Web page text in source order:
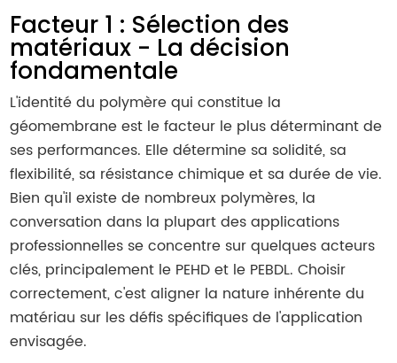
Facteur 1 : Sélection des
matériaux - La décision
fondamentale
L'identité du polymère qui constitue la
géomembrane est le facteur le plus déterminant de
ses performances. Elle détermine sa solidité, sa
flexibilité, sa résistance chimique et sa durée de vie.
Bien qu'il existe de nombreux polymères, la
conversation dans la plupart des applications
professionnelles se concentre sur quelques acteurs
clés, principalement le PEHD et le PEBDL. Choisir
correctement, c'est aligner la nature inhérente du
matériau sur les défis spécifiques de l'application
envisagée.